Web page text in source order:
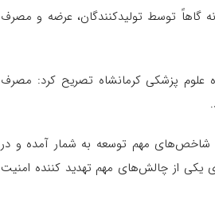
گاهاً توسط تولیدکنندگان، عرضه و مصرف
علوم پزشکی کرمانشاه تصریح کرد: مصرف
شاخص‌های مهم توسعه به شمار آمده و در
یکی از چالش‌های مهم تهدید کننده امنیت